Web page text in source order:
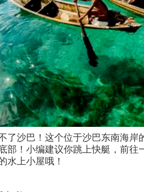
了沙巴！这个位于沙巴东南海
部！小编建议你跳上快艇，前往
水上小屋哦！